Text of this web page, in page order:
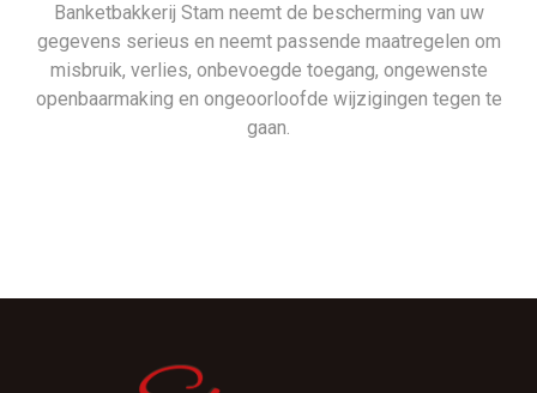
Banketbakkerij Stam neemt de bescherming van uw
gegevens serieus en neemt passende maatregelen om
misbruik, verlies, onbevoegde toegang, ongewenste
openbaarmaking en ongeoorloofde wijzigingen tegen te
gaan.